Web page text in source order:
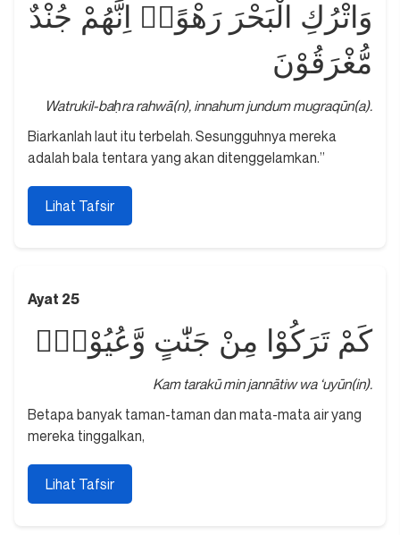
وَاتْرُكِ الْبَحْرَ رَهْوًاۗ اِنَّهُمْ جُنْدٌ
مُّغْرَقُوْنَ
Watrukil-baḥra rahwā(n), innahum jundum mugraqūn(a).
Biarkanlah laut itu terbelah. Sesungguhnya mereka
adalah bala tentara yang akan ditenggelamkan.”
Lihat Tafsir
Ayat 25
كَمْ تَرَكُوْا مِنْ جَنّٰتٍ وَّعُيُوْنٍۙ
Kam tarakū min jannātiw wa ‘uyūn(in).
Betapa banyak taman-taman dan mata-mata air yang
mereka tinggalkan,
Lihat Tafsir